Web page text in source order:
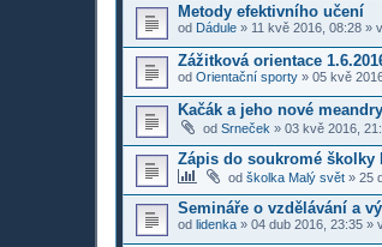
Metody efektivního učení
od Dádule » 11 kvě 2016, 08:28 » v
Zážitková orientace
od Orientační sporty » 05 kvě
Kačák a jeho nové meandry
od Srneček » 03 kvě 2016,
Zápis do soukromé školky
od školka Malý svět » 25
Semináře o vzdělávání a
od lidenka » 04 dub 2016, 23:35 »